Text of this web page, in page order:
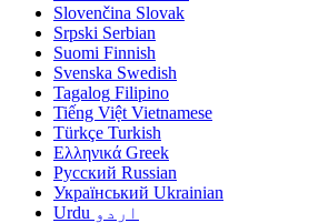
Slovenčina Slovak
Srpski Serbian
Suomi Finnish
Svenska Swedish
Tagalog Filipino
Tiếng Việt Vietnamese
Türkçe Turkish
Ελληνικά Greek
Русский Russian
Український Ukrainian
اردو Urdu